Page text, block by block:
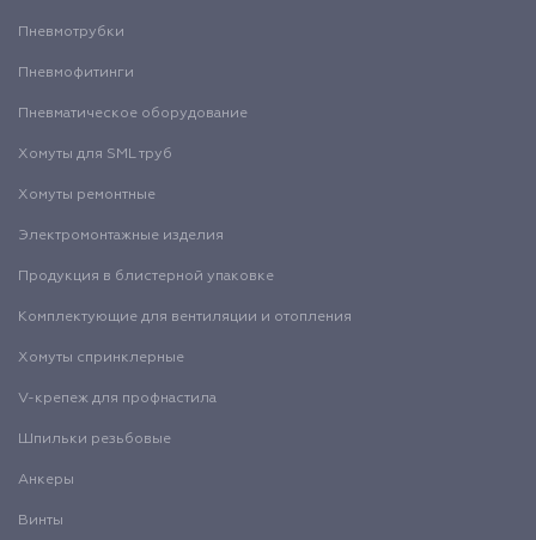
Пневмотрубки
Пневмофитинги
Пневматическое оборудование
Хомуты для SML труб
Хомуты ремонтные
Электромонтажные изделия
Продукция в блистерной упаковке
Комплектующие для вентиляции и отопления
Хомуты спринклерные
V-крепеж для профнастила
Шпильки резьбовые
Анкеры
Винты